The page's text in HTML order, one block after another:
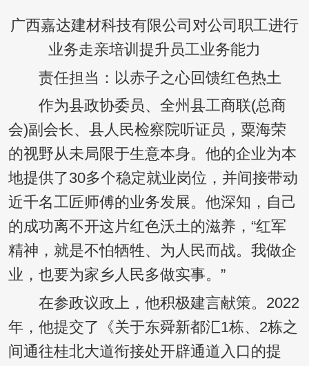
广西嘉达建材科技有限公司对公司职工进行
业务走亲培训提升员工业务能力
责任担当：以赤子之心回馈红色热土
作为县政协委员、全州县工商联(总商
会)副会长、县人民检察院听证员，粟海荣
的视野从未局限于生意本身。他的企业为本
地提供了30多个稳定就业岗位，并间接带动
近千名工匠师傅的业务发展。他深知，自己
的成功离不开这片红色沃土的滋养，“红军
精神，就是不怕牺牲、为人民而战。我做企
业，也要为家乡人民多做实事。”
在参政议政上，他积极建言献策。2022
年，他提交了《关于东舜新都汇1栋、2栋之
间通往桂北大道衔接处开辟通道入口的提